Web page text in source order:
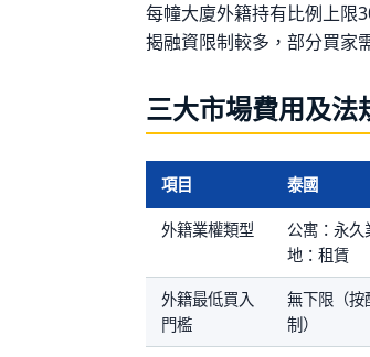
每幢大廈外籍持有比例上限
揭融資限制較多，部分買家
三大市場費用及法
項目 泰國
外籍業權類型
公寓：永久
地：租賃
外籍最低買入
門檻
無下限（按
制）